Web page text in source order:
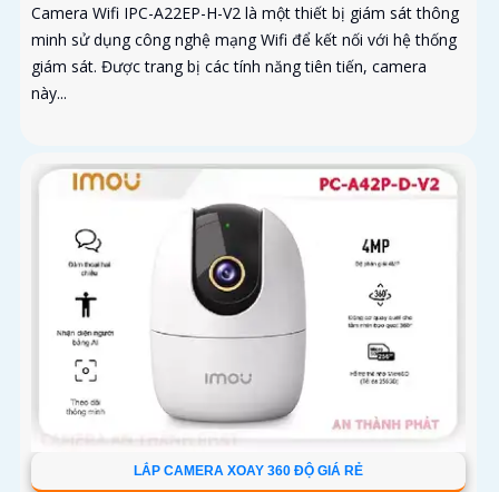
Camera Wifi IPC-A22EP-H-V2 là một thiết bị giám sát thông
minh sử dụng công nghệ mạng Wifi để kết nối với hệ thống
giám sát. Được trang bị các tính năng tiên tiến, camera
này...
LẮP CAMERA XOAY 360 ĐỘ GIÁ RẺ